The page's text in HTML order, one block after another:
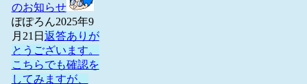
のお知らせ
ぽぽろん2025年9
月21日 返答ありが
とうございます。
こちらでも確認を
してみますが、